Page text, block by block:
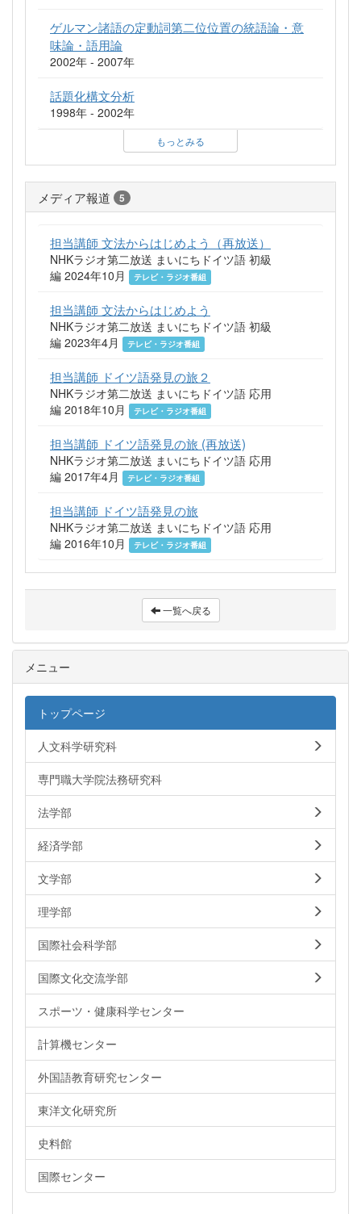
ゲルマン諸語の定動詞第二位位置の統語論・意
味論・語用論
2002年 - 2007年
話題化構文分析
1998年 - 2002年
もっとみる
メディア報道 5
担当講師 文法からはじめよう（再放送）
NHKラジオ第二放送 まいにちドイツ語 初級
編 2024年10月
テレビ・ラジオ番組
担当講師 文法からはじめよう
NHKラジオ第二放送 まいにちドイツ語 初級
編 2023年4月
テレビ・ラジオ番組
担当講師 ドイツ語発見の旅２
NHKラジオ第二放送 まいにちドイツ語 応用
編 2018年10月
テレビ・ラジオ番組
担当講師 ドイツ語発見の旅 (再放送)
NHKラジオ第二放送 まいにちドイツ語 応用
編 2017年4月
テレビ・ラジオ番組
担当講師 ドイツ語発見の旅
NHKラジオ第二放送 まいにちドイツ語 応用
編 2016年10月
テレビ・ラジオ番組
一覧へ戻る
メニュー
トップページ
人文科学研究科
専門職大学院法務研究科
法学部
経済学部
文学部
理学部
国際社会科学部
国際文化交流学部
スポーツ・健康科学センター
計算機センター
外国語教育研究センター
東洋文化研究所
史料館
国際センター